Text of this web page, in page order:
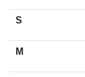
S
M